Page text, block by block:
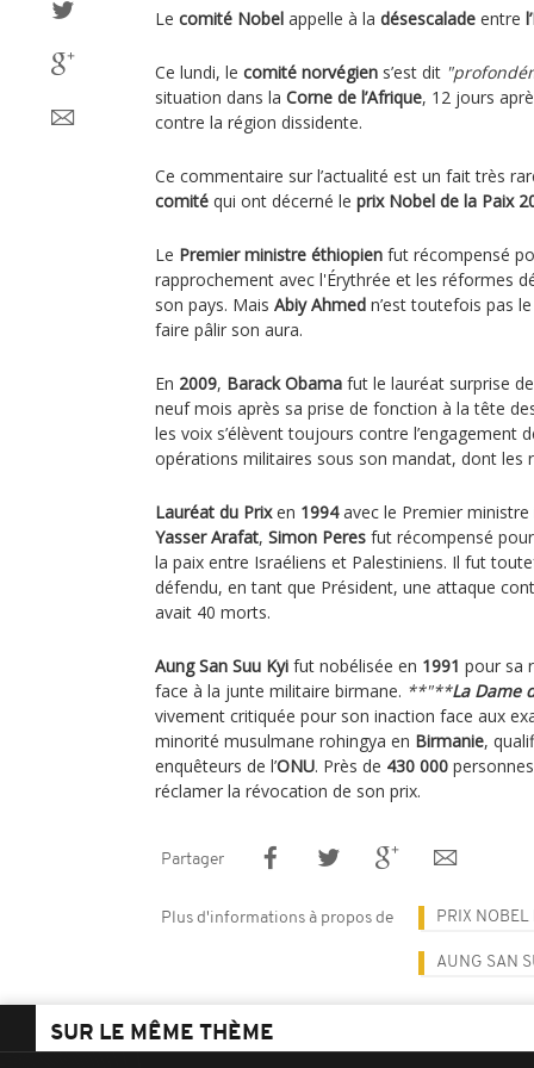
Le comité Nobel appelle à la désescalade entre
Ce lundi, le comité norvégien s’est dit
situation dans la Corne de l’Afrique, 12 jours
contre la région dissidente.
Ce commentaire sur l’actualité est un fait très
comité qui ont décerné le prix Nobel de la Paix
Le Premier ministre éthiopien fut récompensé
rapprochement avec l'Érythrée et les réformes
son pays. Mais Abiy Ahmed n’est toutefois pas
faire pâlir son aura.
En 2009, Barack Obama fut le lauréat surprise
neuf mois après sa prise de fonction à la tête
les voix s’élèvent toujours contre l’engagement
opérations militaires sous son mandat, dont les
Lauréat du Prixen 1994avec le Premier ministre
Yasser Arafat, Simon Peres fut récompensé
la paix entre Israéliens et Palestiniens. Il fut
défendu, en tant que Président, une attaque
avait 40 morts.
Aung San Suu Kyi fut nobélisée en 1991 pour sa
face à la junte militaire birmane. **"**La Dame
vivement critiquée pour son inaction face aux
minorité musulmane rohingya en Birmanie,
enquêteurs de l’ONU. Près de 430 000
réclamer la révocation de son prix.
Partager
Plus d'informations à propos de PRIX NOBEL
AUNG SAN
SUR LE MÊME THÈME